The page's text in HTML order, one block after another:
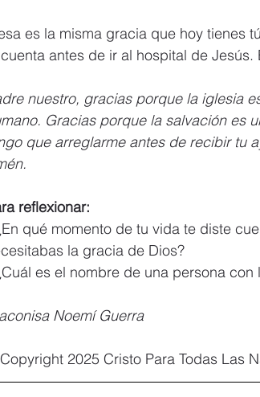
es la misma gracia que hoy tienes
antes de ir al hospital de
nuestro, gracias porque la iglesia
Gracias porque la salvación es
que arreglarme antes de recibir tu
reflexionar:
qué momento de tu vida te diste
la gracia de Dios?
es el nombre de una persona
Noemí Guerra
2025 Cristo Para Todas Las